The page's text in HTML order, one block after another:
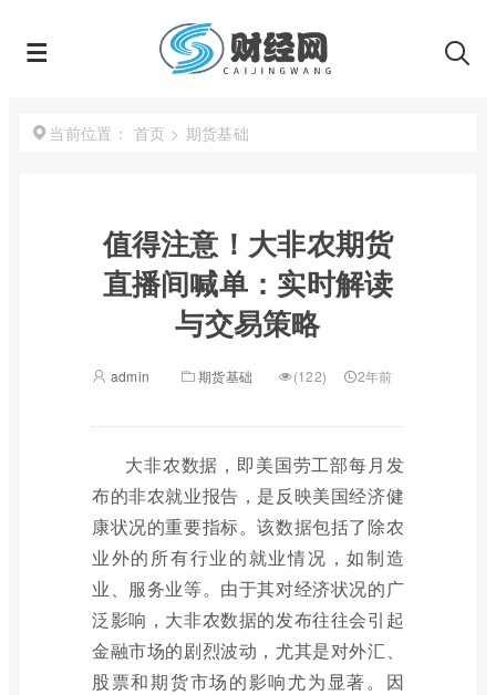
当前位置： 首页 > 期货基础
值得注意！大非农期货
直播间喊单：实时解读
与交易策略
admin 期货基础 (122) 2年前
大非农数据，即美国劳工部每月发
布的非农就业报告，是反映美国经济健
康状况的重要指标。该数据包括了除农
业外的所有行业的就业情况，如制造
业、服务业等。由于其对经济状况的广
泛影响，大非农数据的发布往往会引起
金融市场的剧烈波动，尤其是对外汇、
股票和期货市场的影响尤为显著。因